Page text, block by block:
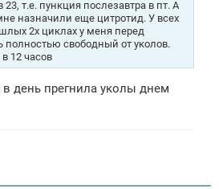
23, т.е. пункция послезавтра в пт. А
назначили еще цитротид. У всех
2х циклах у меня перед
полностью свободный от уколов.
12 часов
день прегнила уколы днем